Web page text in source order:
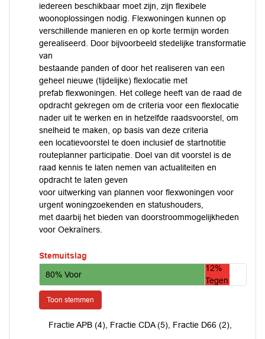
iedereen beschikbaar moet zijn, zijn flexibele
woonoplossingen nodig. Flexwoningen kunnen op
verschillende manieren en op korte termijn worden
gerealiseerd. Door bijvoorbeeld stedelijke transformatie
van
bestaande panden of door het realiseren van een
geheel nieuwe (tijdelijke) flexlocatie met
prefab flexwoningen. Het college heeft van de raad de
opdracht gekregen om de criteria voor een flexlocatie
nader uit te werken en in hetzelfde raadsvoorstel, om
snelheid te maken, op basis van deze criteria
een locatievoorstel te doen inclusief de startnotitie
routeplanner participatie. Doel van dit voorstel is de
raad kennis te laten nemen van actualiteiten en
opdracht te laten geven
voor uitwerking van plannen voor flexwoningen voor
urgent woningzoekenden en statushouders,
met daarbij het bieden van doorstroommogelijkheden
voor Oekraïners.
Stemuitslag
80% Voor
12%
Tegen
Toon stemmen
Fractie APB (4), Fractie CDA (5), Fractie D66 (2),